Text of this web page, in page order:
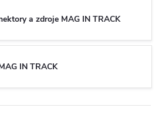
a zdroje MAG IN TRACK
IN TRACK